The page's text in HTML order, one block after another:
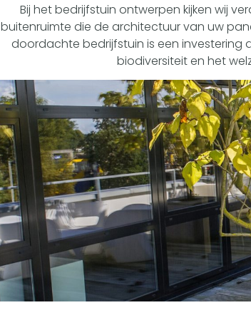
Bij het bedrijfstuin ontwerpen kijken wij
buitenruimte die de architectuur van uw
doordachte bedrijfstuin is een investering
biodiversiteit en het